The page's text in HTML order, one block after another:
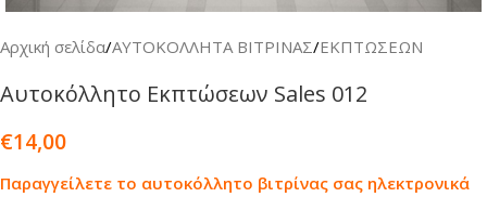
Αρχική σελίδα/ΑΥΤΟΚΟΛΛΗΤΑ ΒΙΤΡΙΝΑΣ/ΕΚΠΤΩΣΕΩΝ
Αυτοκόλλητο Εκπτώσεων Sales 012
€14,00
Παραγγείλετε το αυτοκόλλητο βιτρίνας σας ηλεκτρονικά